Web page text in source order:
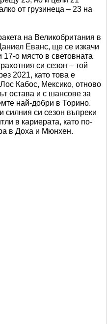
от грузинеца – 23 на
на Великобритания в
Еванс, ще се изкачи
17-о място в световната
си сезон – той
2021, като това е
Кабос, Мексико, отново
остава и с шансове за
най-добри в Торино.
си сезон въпреки
в кариерата, като по-
в Доха и Мюнхен.